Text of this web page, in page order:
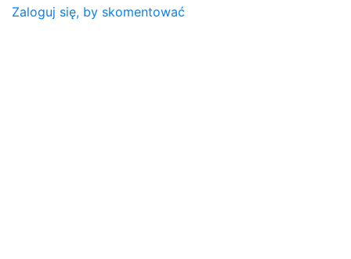
Zaloguj się, by skomentować